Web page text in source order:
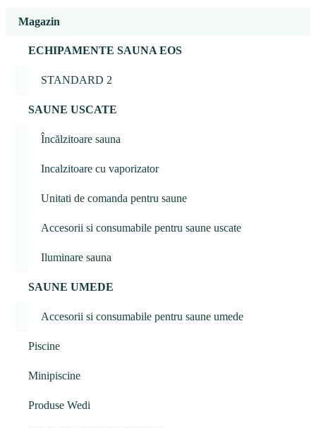
Magazin
ECHIPAMENTE SAUNA EOS
STANDARD 2
SAUNE USCATE
Încălzitoare sauna
Incalzitoare cu vaporizator
Unitati de comanda pentru saune
Accesorii si consumabile pentru saune uscate
Iluminare sauna
SAUNE UMEDE
Accesorii si consumabile pentru saune umede
Piscine
Minipiscine
Produse Wedi